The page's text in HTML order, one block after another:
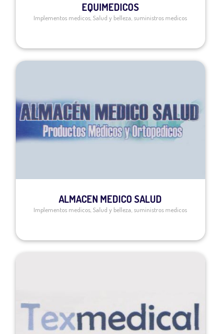
EQUIMEDICOS
Implementos medicos ,Salud y belleza suministros medicos
ALMACEN MEDICO SALUD
Implementos medicos ,Salud y belleza suministros medicos